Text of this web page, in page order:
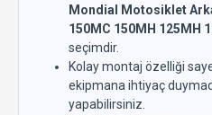
Mondial Motosiklet
150MC 150MH 125MH
seçimdir.
Kolay montaj özelliği
ekipmana ihtiyaç
yapabilirsiniz.